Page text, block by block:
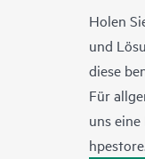
Holen
und
diese
Für
uns eine